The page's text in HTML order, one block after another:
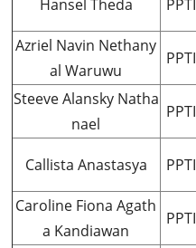
Hansel Theda PPTI
Azriel Navin Nethany
al Waruwu
PPTI
Steeve Alansky Natha
nael
PPTI
Callista Anastasya PPTI
Caroline Fiona Agath
a Kandiawan
PPTI